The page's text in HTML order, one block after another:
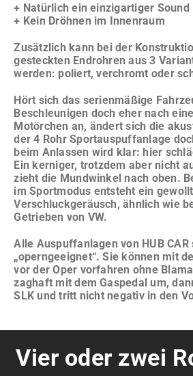
+ Natürlich ein einzigartiger Sound
+ Kein Dröhnen im Innenraum
Zusätzlich kann bei der
gesteckten Endrohren aus 3
werden: poliert, verchromt oder
Hört sich das serienmäßige
Beschleunigen doch eher nach
Motörchen an, ändert sich die
der 4 Rohr Sportauspuffanlage
beim Anlassen wird klar: hier
Ein kerniger, trotzdem aber nicht
zieht die Mundwinkel nach oben.
im Sportmodus entsteht ein
Verschluckgeräusch, ähnlich wie
Getrieben von VW.
Alle Auspuffanlagen von HUB CAR
„operngeeignet“. Sie können mit
vor der Oper vorfahren ohne
zaghaft mit dem Gaspedal um,
SLK und tritt nicht negativ in den
Vier oder zwei